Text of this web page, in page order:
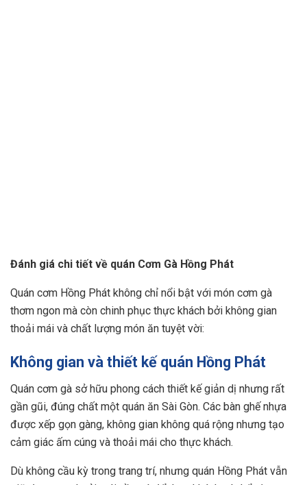
Đánh giá chi tiết về quán Cơm Gà Hồng Phát
Quán cơm Hồng Phát không chỉ nổi bật với món cơm gà
thơm ngon mà còn chinh phục thực khách bởi không gian
thoải mái và chất lượng món ăn tuyệt vời:
Không gian và thiết kế quán Hồng Phát
Quán cơm gà sở hữu phong cách thiết kế giản dị nhưng rất
gần gũi, đúng chất một quán ăn Sài Gòn. Các bàn ghế nhựa
được xếp gọn gàng, không gian không quá rộng nhưng tạo
cảm giác ấm cúng và thoải mái cho thực khách.
Dù không cầu kỳ trong trang trí, nhưng quán Hồng Phát vẫn